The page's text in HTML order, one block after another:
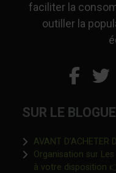
faciliter la
outiller la
Ce
SUR LE BLOGUE
AVANT D’ACHETER
Organisation sur
à votre disposition